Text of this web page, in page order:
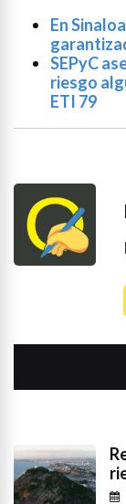
En
SEPyC
riesgo
ETI 79